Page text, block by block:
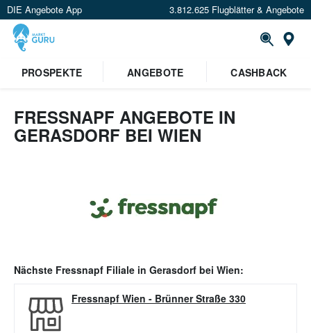
DIE Angebote App 3.812.625 Flugblätter & Angebote
PROSPEKTE
ANGEBOTE CASHBACK
FRESSNAPF ANGEBOTE IN
GERASDORF BEI WIEN
Nächste Fressnapf Filiale in Gerasdorf bei Wien:
Fressnapf Wien - Brünner Straße 330